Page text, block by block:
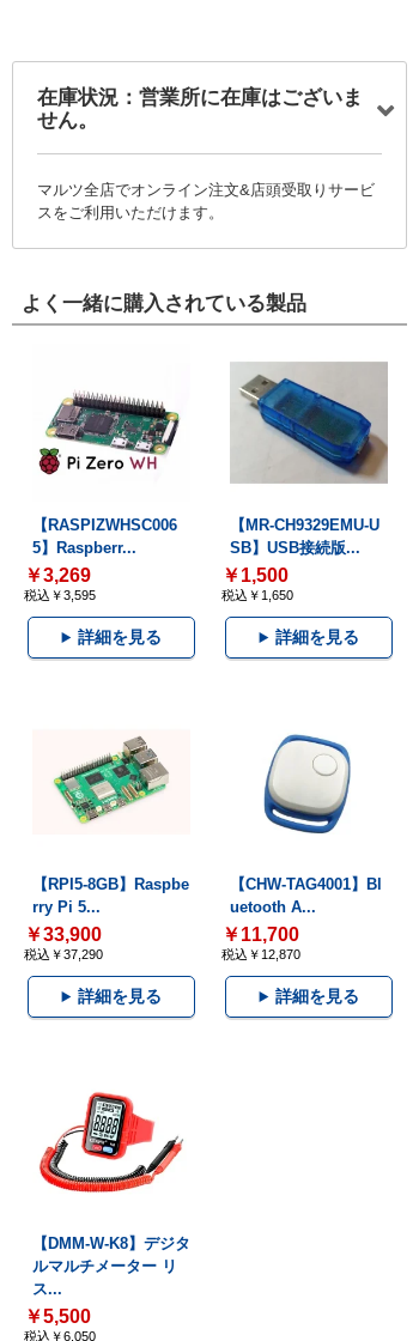
在庫状況：営業所に在庫はございま
せん。
マルツ全店でオンライン注文&店頭受取りサービ
スをご利用いただけます。
よく一緒に購入されている製品
【RASPIZWHSC006
5】Raspberr...
￥3,269
税込￥3,595
詳細を見る
【MR-CH9329EMU-U
SB】USB接続版...
￥1,500
税込￥1,650
詳細を見る
【RPI5-8GB】Raspbe
rry Pi 5...
￥33,900
税込￥37,290
詳細を見る
【CHW-TAG4001】Bl
uetooth A...
￥11,700
税込￥12,870
詳細を見る
【DMM-W-K8】デジタ
ルマルチメーター リ
ス...
￥5,500
税込￥6,050